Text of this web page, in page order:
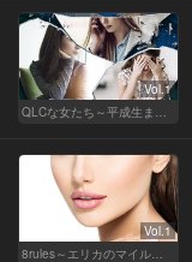
Vol.1
Vol.1